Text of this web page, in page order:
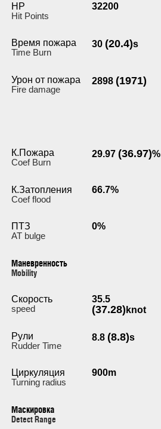
HP
Hit Points
32200
Время пожара
Time Burn
30 (20.4)s
Урон от пожара
Fire damage
2898 (1971)
К.Пожара
Coef Burn
29.97 (36.97)%
К.Затопления
Coef flood
66.7%
ПТЗ
AT bulge
0%
Маневренность
Мobility
Скорость
speed
35.5
(37.28) knot
Рули
Rudder Time
8.8 (8.8)s
Циркуляция
Turning radius
900m
Маскировка
Detect Range